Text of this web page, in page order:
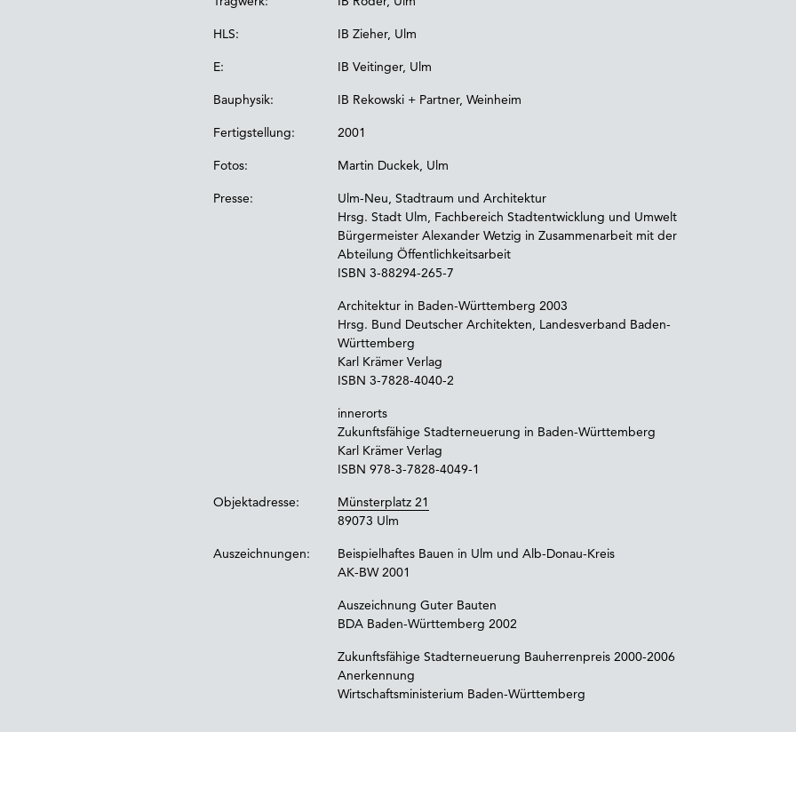
HLS: IB Zieher, Ulm
E: IB Veitinger, Ulm
Bauphysik: IB Rekowski + Partner, Weinheim
Fertigstellung: 2001
Fotos: Martin Duckek, Ulm
Presse:
Ulm-Neu, Stadtraum und Architektur
Hrsg. Stadt Ulm, Fachbereich Stadtentwicklung und Umwelt
Bürgermeister Alexander Wetzig in Zusammenarbeit mit der
Abteilung Öffentlichkeitsarbeit
ISBN 3-88294-265-7
Architektur in Baden-Württemberg 2003
Hrsg. Bund Deutscher Architekten, Landesverband Baden-
Württemberg
Karl Krämer Verlag
ISBN 3-7828-4040-2
innerorts
Zukunftsfähige Stadterneuerung in Baden-Württemberg
Karl Krämer Verlag
ISBN 978-3-7828-4049-1
Objektadresse:
Münsterplatz 21
89073 Ulm
Auszeichnungen:
Beispielhaftes Bauen in Ulm und Alb-Donau-Kreis
AK-BW 2001
Auszeichnung Guter Bauten
BDA Baden-Württemberg 2002
Zukunftsfähige Stadterneuerung Bauherrenpreis 2000-2006
Anerkennung
Wirtschaftsministerium Baden-Württemberg